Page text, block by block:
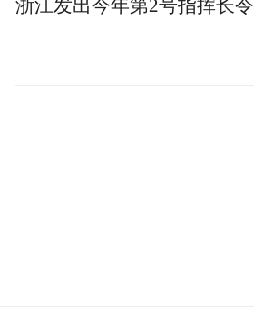
浙江发出今年第2号指挥长令